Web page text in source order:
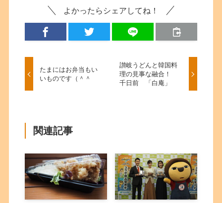
よかったらシェアしてね！
たまにはお弁当もい
いものです（＾＾
讃岐うどんと韓国料
理の見事な融合！
千日前 「白庵」
関連記事